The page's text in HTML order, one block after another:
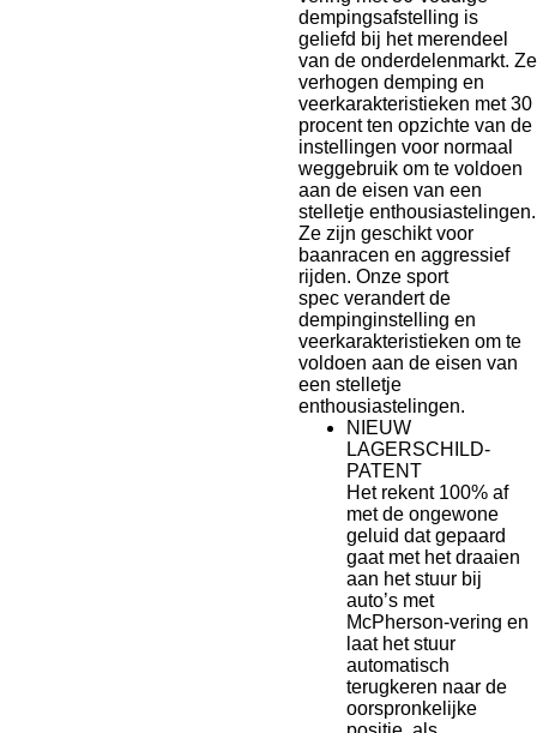
dempingsafstelling is
geliefd bij het merendeel
van de onderdelenmarkt. Ze
verhogen demping en
veerkarakteristieken met 30
procent ten opzichte van de
instellingen voor normaal
weggebruik om te voldoen
aan de eisen van een
stelletje enthousiastelingen.
Ze zijn geschikt voor
baanracen en aggressief
rijden. Onze sport
spec verandert de
dempinginstelling en
veerkarakteristieken om te
voldoen aan de eisen van
een stelletje
enthousiastelingen.
NIEUW
LAGERSCHILD-
PATENT
Het rekent 100% af
met de ongewone
geluid dat gepaard
gaat met het draaien
aan het stuur bij
auto’s met
McPherson-vering en
laat het stuur
automatisch
terugkeren naar de
oorspronkelijke